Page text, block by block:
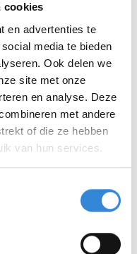
cookies
en advertenties te
media te bieden
Ook delen we
site met onze
en analyse. Deze
met andere
of die ze hebben
van hun services.
Vooral de
waar je aan toe
leert elkaar hier ook
band, waardoor ik
als ik er ben.
teruggeroepen
geven’, zegt hij
die mij goed
bij de afdeling